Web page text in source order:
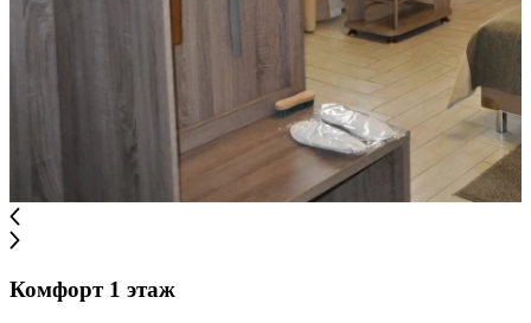
Комфорт 1 этаж